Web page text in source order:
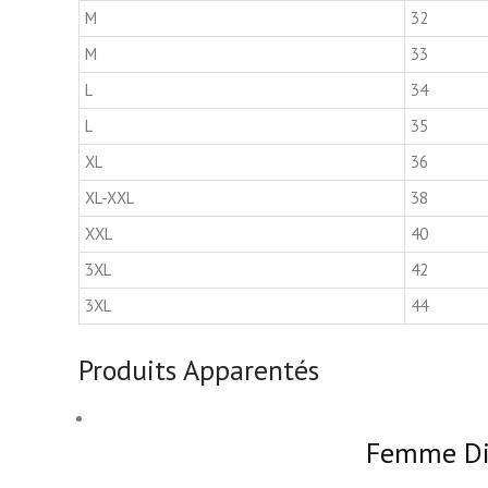
M
32
M
33
L
34
L
35
XL
36
XL-XXL
38
XXL
40
3XL
42
3XL
44
Produits Apparentés
Femme